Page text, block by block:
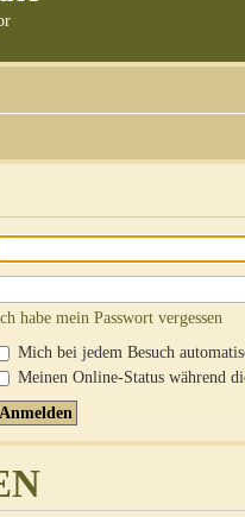
habe mein Passwort vergessen
Mich bei jedem Besuch
Meinen Online-Status während